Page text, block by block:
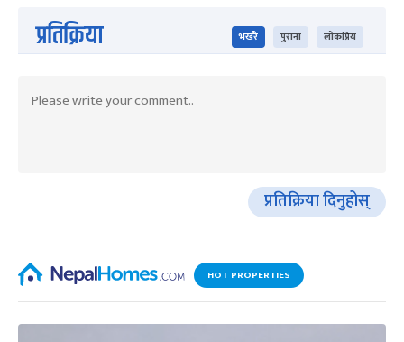
प्रतिक्रिया भर्खरै पुराना लोकप्रिय
प्रतिक्रिया दिनुहोस्
HOT PROPERTIES